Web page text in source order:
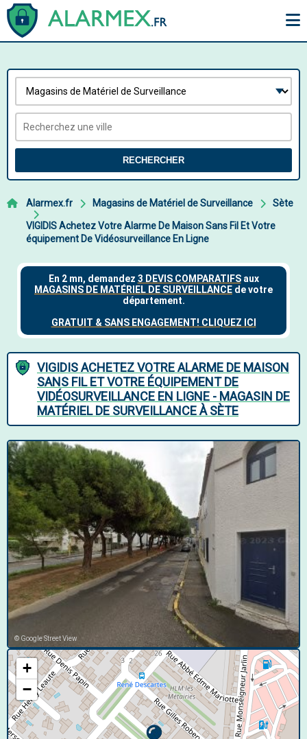
RECHERCHER
Alarmex.fr Magasins de Matériel de Surveillance Sète
VIGIDIS Achetez Votre Alarme De Maison Sans Fil Et Votre
équipement De Vidéosurveillance En Ligne
VIGIDIS ACHETEZ VOTRE ALARME DE MAISON
SANS FIL ET VOTRE ÉQUIPEMENT DE
VIDÉOSURVEILLANCE EN LIGNE - MAGASIN DE
MATÉRIEL DE SURVEILLANCE À SÈTE
© Google Street View
+
−